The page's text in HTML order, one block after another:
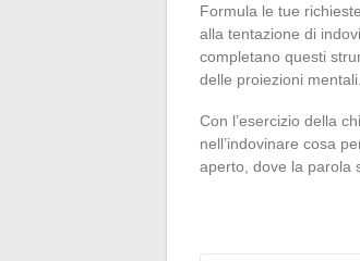
Formula le tue
alla tentazione di
completano questi
delle proiezioni mentali.
Con l’esercizio della
nell’indovinare cosa
aperto, dove la parola